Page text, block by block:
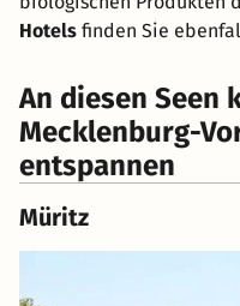
Hotels finden Sie
An diesen Seen
Mecklenburg-
entspannen
Müritz